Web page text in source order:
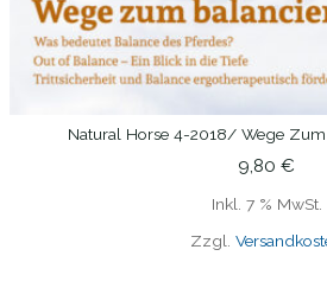
IN DEN
Natural Horse 4-2018/ Wege
9,80 €
Inkl. 7 % MwSt.
Zzgl.